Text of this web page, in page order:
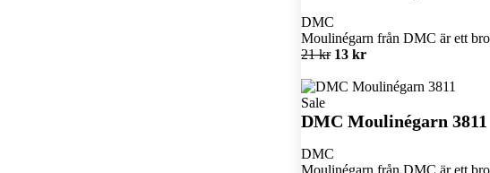
DMC
Moulinégarn från DMC är ett
21 kr 13 kr
Sale
DMC Moulinégarn 3811
DMC
Moulinégarn från DMC är ett